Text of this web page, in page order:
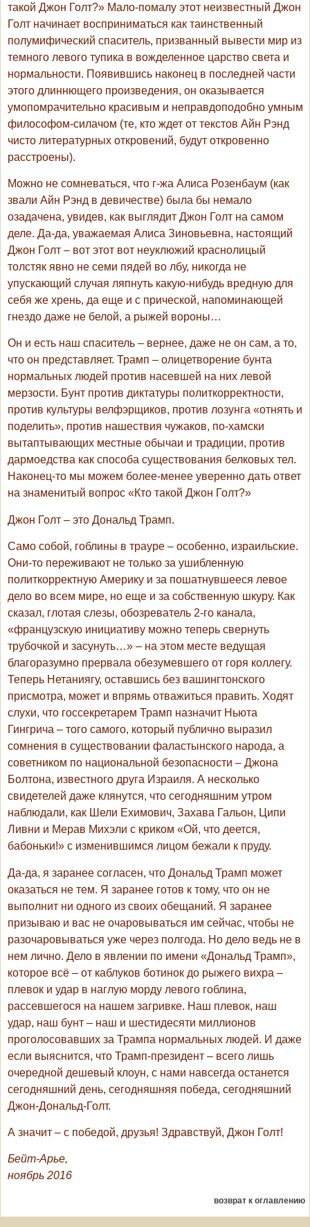
такой Джон Голт?» Мало-помалу этот неизвестный Джон
Голт начинает восприниматься как таинственный
полумифический спаситель, призванный вывести мир из
темного левого тупика в вожделенное царство света и
нормальности. Появившись наконец в последней части
этого длиннющего произведения, он оказывается
умопомрачительно красивым и неправдоподобно умным
философом-силачом (те, кто ждет от текстов Айн Рэнд
чисто литературных откровений, будут откровенно
расстроены).
Можно не сомневаться, что г-жа Алиса Розенбаум (как
звали Айн Рэнд в девичестве) была бы немало
озадачена, увидев, как выглядит Джон Голт на самом
деле. Да-да, уважаемая Алиса Зиновьевна, настоящий
Джон Голт – вот этот вот неуклюжий краснолицый
толстяк явно не семи пядей во лбу, никогда не
упускающий случая ляпнуть какую-нибудь вредную для
себя же хрень, да еще и с прической, напоминающей
гнездо даже не белой, а рыжей вороны…
Он и есть наш спаситель – вернее, даже не он сам, а то,
что он представляет. Трамп – олицетворение бунта
нормальных людей против насевшей на них левой
мерзости. Бунт против диктатуры политкорректности,
против культуры велфэрщиков, против лозунга «отнять и
поделить», против нашествия чужаков, по-хамски
вытаптывающих местные обычаи и традиции, против
дармоедства как способа существования белковых тел.
Наконец-то мы можем более-менее уверенно дать ответ
на знаменитый вопрос «Кто такой Джон Голт?»
Джон Голт – это Дональд Трамп.
Само собой, гоблины в трауре – особенно, израильские.
Они-то переживают не только за ушибленную
политкорректную Америку и за пошатнувшееся левое
дело во всем мире, но еще и за собственную шкуру. Как
сказал, глотая слезы, обозреватель 2-го канала,
«французскую инициативу можно теперь свернуть
трубочкой и засунуть…» – на этом месте ведущая
благоразумно прервала обезумевшего от горя коллегу.
Теперь Нетаниягу, оставшись без вашингтонского
присмотра, может и впрямь отважиться править. Ходят
слухи, что госсекретарем Трамп назначит Ньюта
Гингрича – того самого, который публично выразил
сомнения в существовании фаластынского народа, а
советником по национальной безопасности – Джона
Болтона, известного друга Израиля. А несколько
свидетелей даже клянутся, что сегодняшним утром
наблюдали, как Шели Ехимович, Захава Гальон, Ципи
Ливни и Мерав Михэли с криком «Ой, что деется,
бабоньки!» с изменившимся лицом бежали к пруду.
Да-да, я заранее согласен, что Дональд Трамп может
оказаться не тем. Я заранее готов к тому, что он не
выполнит ни одного из своих обещаний. Я заранее
призываю и вас не очаровываться им сейчас, чтобы не
разочаровываться уже через полгода. Но дело ведь не в
нем лично. Дело в явлении по имени «Дональд Трамп»,
которое всё – от каблуков ботинок до рыжего вихра –
плевок и удар в наглую морду левого гоблина,
рассевшегося на нашем загривке. Наш плевок, наш
удар, наш бунт – наш и шестидесяти миллионов
проголосовавших за Трампа нормальных людей. И даже
если выяснится, что Трамп-президент – всего лишь
очередной дешевый клоун, с нами навсегда останется
сегодняшний день, сегодняшняя победа, сегодняшний
Джон-Дональд-Голт.
А значит – с победой, друзья! Здравствуй, Джон Голт!
Бейт-Арье,
ноябрь 2016
возврат к оглавлению